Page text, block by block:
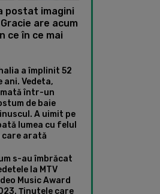
postat imagini
are acum
ce în ce mai
a împlinit 52
ani. Vedeta,
într-un
de baie
A uimit pe
lumea cu felul
care arată
s-au îmbrăcat
la MTV
Music Award
Ținutele care